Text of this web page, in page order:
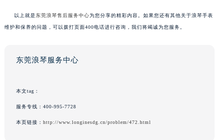
以上就是东莞浪琴售后服务中心为您分享的精彩内容。如果您还有其他关于浪琴手表
维护和保养的问题，可以拨打页面400电话进行咨询，我们将竭诚为您服务。
东莞浪琴服务中心
本文tag：
服务专线： 400-995-7728
本页链接： http://www.longinesdg.cn/problem/472.html